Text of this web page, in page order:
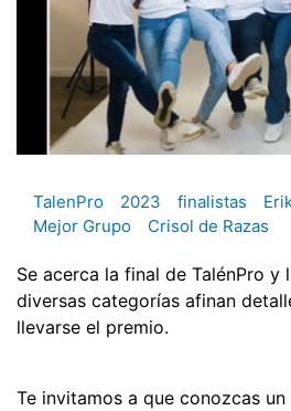
TalenPro 2023 finalistas
Mejor Grupo
Crisol de Razas
Se acerca la final de TalénPro y
diversas categorías afinan
llevarse el premio.
Te invitamos a que conozcas